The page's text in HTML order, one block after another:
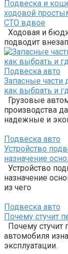
Подвеска и
ходовой
СТО вдвое
Ходовая и
подводит
Подвеска авто
Запасные части
как выбрать и
Грузовые
производства
надежные и
Подвеска авто
Устройство
назначение
Устройство
назначение
из чего
Подвеска авто
Почему стучит
Почему стучит
автомобиля
эксплуатации.